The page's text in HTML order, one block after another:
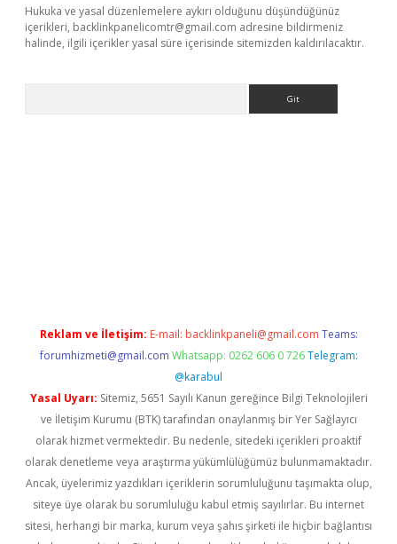
Hukuka ve yasal düzenlemelere aykırı olduğunu düşündüğünüz
içerikleri, backlinkpanelicomtr@gmail.com adresine bildirmeniz
halinde, ilgili içerikler yasal süre içerisinde sitemizden kaldırılacaktır.
Reklam ve İletişim: E-mail: backlinkpaneli@gmail.com Teams:
forumhizmeti@gmail.com Whatsapp: 0262 606 0 726 Telegram:
@karabul
Yasal Uyarı: Sitemiz, 5651 Sayılı Kanun gereğince Bilgi Teknolojileri
ve İletişim Kurumu (BTK) tarafından onaylanmış bir Yer Sağlayıcı
olarak hizmet vermektedir. Bu nedenle, sitedeki içerikleri proaktif
olarak denetleme veya araştırma yükümlülüğümüz bulunmamaktadır.
Ancak, üyelerimiz yazdıkları içeriklerin sorumluluğunu taşımakta olup,
siteye üye olarak bu sorumluluğu kabul etmiş sayılırlar. Bu internet
sitesi, herhangi bir marka, kurum veya şahıs şirketi ile hiçbir bağlantısı